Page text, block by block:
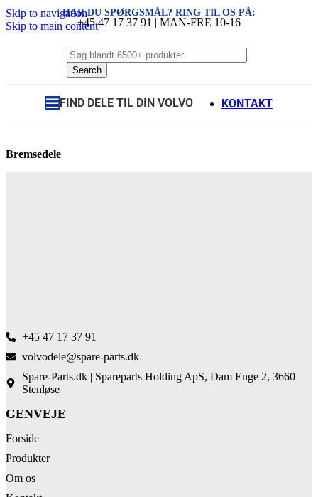
Skip to navigation
Skip to main content
HAR DU SPØRGSMÅL? RING TIL OS PÅ:
+45 47 17 37 91 | MAN-FRE 10-16
Search
FIND DELE TIL DIN VOLVO KONTAKT
Bremsedele
+45 47 17 37 91
volvodele@spare-parts.dk
Spare-Parts.dk | Spareparts Holding ApS, Dam Enge 2, 3660
Stenløse
GENVEJE
Forside
Produkter
Om os